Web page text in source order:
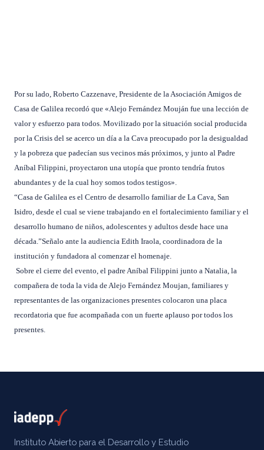
Por su lado, Roberto Cazzenave, Presidente de la Asociación Amigos de
Casa de Galilea recordó que «Alejo Fernández Mouján fue una lección de
valor y esfuerzo para todos. Movilizado por la situación social producida
por la Crisis del se acerco un día a la Cava preocupado por la desigualdad
y la pobreza que padecían sus vecinos más próximos, y junto al Padre
Aníbal Filippini, proyectaron una utopía que pronto tendría frutos
abundantes y de la cual hoy somos todos testigos».
“Casa de Galilea es el Centro de desarrollo familiar de La Cava, San
Isidro, desde el cual se viene trabajando en el fortalecimiento familiar y el
desarrollo humano de niños, adolescentes y adultos desde hace una
década.”Señalo ante la audiencia Edith Iraola, coordinadora de la
institución y fundadora al comenzar el homenaje.
Sobre el cierre del evento, el padre Aníbal Filippini junto a Natalia, la
compañera de toda la vida de Alejo Fernández Moujan, familiares y
representantes de las organizaciones presentes colocaron una placa
recordatoria que fue acompañada con un fuerte aplauso por todos los
presentes.
Instituto Abierto para el Desarrollo y Estudio